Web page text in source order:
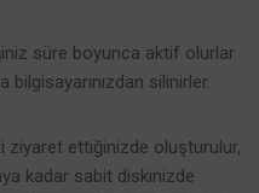
süre boyunca aktif olurlar
bilgisayarınızdan silinirler.
ziyaret ettiğinizde oluşturulur,
kadar sabit diskinizde